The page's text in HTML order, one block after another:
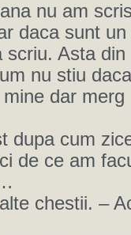
nu am
daca sunt un
Asta din
nu stiu
dar merg
dupa cum
de ce am
chestii. –